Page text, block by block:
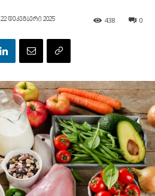
22 დეკემბერი 2025 0
438